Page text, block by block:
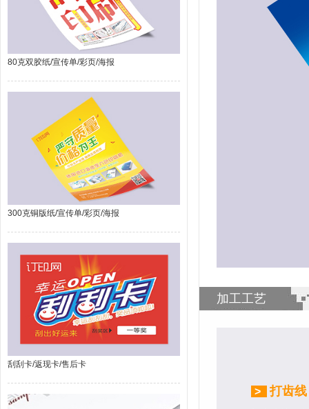
80克双胶纸/宣传单/彩页/海报
300克铜版纸/宣传单/彩页/海报
刮刮卡/返现卡/售后卡
加工工艺
> 打齿线